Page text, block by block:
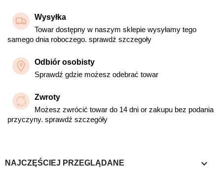
Wysyłka
Towar dostępny w naszym sklepie wysyłamy tego
samego dnia roboczego. sprawdź szczegoły
Odbiór osobisty
Sprawdź gdzie możesz odebrać towar
Zwroty
Możesz zwrócić towar do 14 dni or zakupu bez podania
przyczyny. sprawdź szczegóły
NAJCZĘŚCIEJ PRZEGLĄDANE 